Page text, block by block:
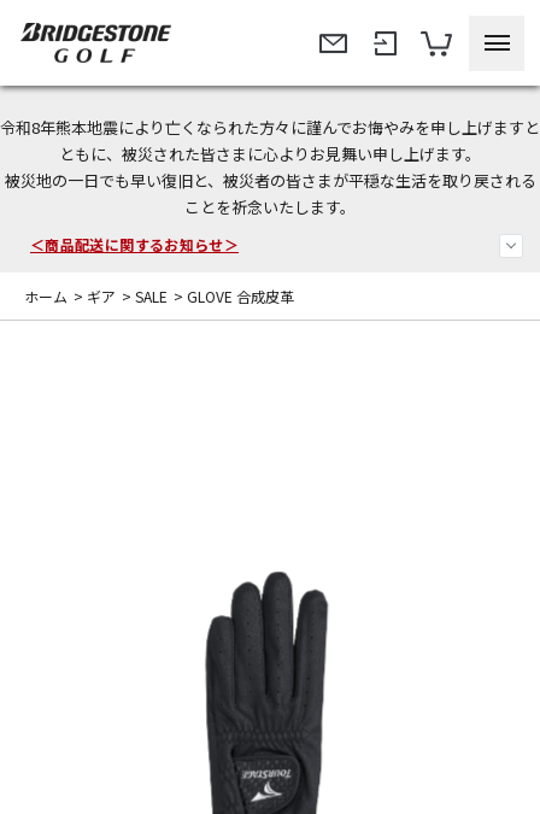
令和8年熊本地震により亡くなられた方々に謹んでお悔やみを申し上げますと
ともに、被災された皆さまに心よりお見舞い申し上げます。
被災地の一日でも早い復旧と、被災者の皆さまが平穏な生活を取り戻される
ことを祈念いたします。
今なら新規会員登録で1,000円OFFクーポンプレゼント！
＜商品配送に関するお知らせ＞
＜夏季休暇中のご注文・発送・お問い合わせ＞
ホーム > ギア > SALE > GLOVE 合成皮革